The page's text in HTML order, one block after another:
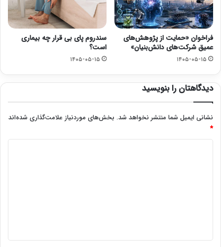
فراخوان «حمایت از پژوهش‌های
عمیق شرکت‌های دانش‌بنیان»
۱۴۰۵-۰۵-۱۵
سندروم پای بی قرار چه بیماری
است؟
۱۴۰۵-۰۵-۱۵
دیدگاهتان را بنویسید
نشانی ایمیل شما منتشر نخواهد شد. بخش‌های موردنیاز علامت‌گذاری شده‌اند
*